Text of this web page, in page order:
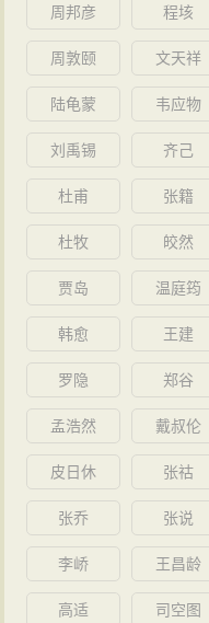
周邦彦 程垓
周敦颐 文天祥
陆龟蒙 韦应物
刘禹锡 齐己
杜甫 张籍
杜牧 皎然
贾岛 温庭筠
韩愈 王建
罗隐 郑谷
孟浩然 戴叔伦
皮日休 张祜
张乔 张说
李峤 王昌龄
高适 司空图